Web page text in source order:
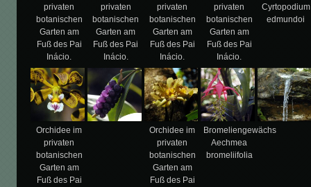
privaten
botanischen
Garten am
Fuß des Pai
Inácio.
privaten
botanischen
Garten am
Fuß des Pai
Inácio.
privaten
botanischen
Garten am
Fuß des Pai
Inácio.
privaten
botanischen
Garten am
Fuß des Pai
Inácio.
Cyrtopodium
edmundoi
Orchidee im
privaten
botanischen
Garten am
Fuß des Pai
Orchidee im
privaten
botanischen
Garten am
Fuß des Pai
Bromeliengewächs
Aechmea
bromeliifolia